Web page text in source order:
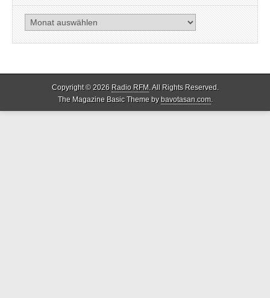
Archiv
Copyright © 2026 Radio RFM. All Rights Reserved.
The Magazine Basic Theme bybavotasan.com.